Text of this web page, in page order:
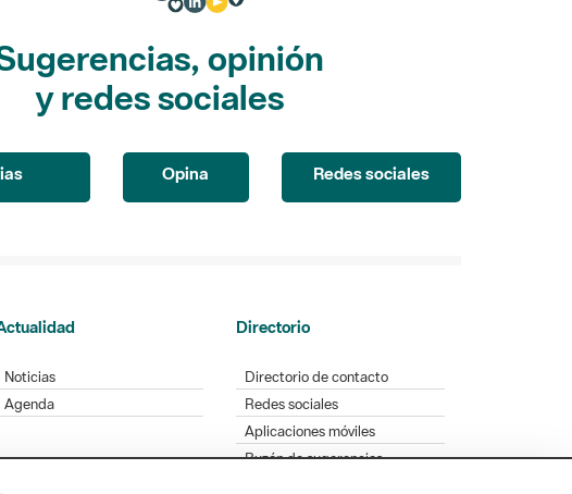
opinión
y redes sociales
Opina Redes sociales
Noticias
Agenda
Directorio
Directorio de contacto
Redes sociales
Aplicaciones móviles
Buzón de sugerencias